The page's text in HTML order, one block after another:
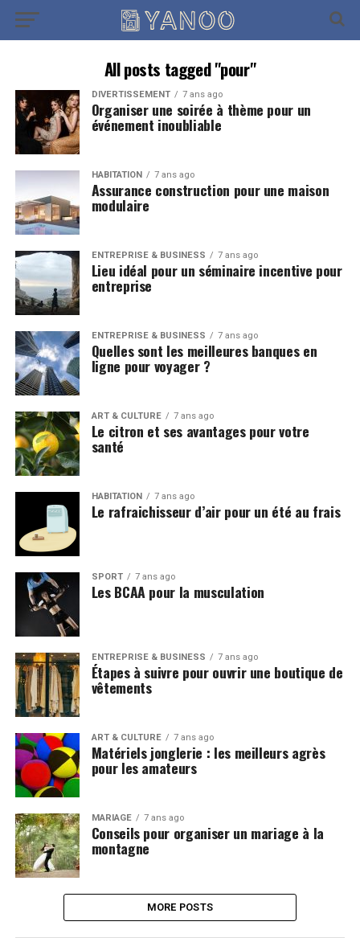
All posts tagged "pour"
DIVERTISSEMENT 7 ans ago
Organiser une soirée à thème pour un
événement inoubliable
HABITATION 7 ans ago
Assurance construction pour une maison
modulaire
ENTREPRISE & BUSINESS 7 ans ago
Lieu idéal pour un séminaire incentive pour
entreprise
ENTREPRISE & BUSINESS 7 ans ago
Quelles sont les meilleures banques en
ligne pour voyager ?
ART & CULTURE 7 ans ago
Le citron et ses avantages pour votre
santé
HABITATION 7 ans ago
Le rafraichisseur d’air pour un été au frais
SPORT 7 ans ago
Les BCAA pour la musculation
ENTREPRISE & BUSINESS 7 ans ago
Étapes à suivre pour ouvrir une boutique de
vêtements
ART & CULTURE 7 ans ago
Matériels jonglerie : les meilleurs agrès
pour les amateurs
MARIAGE 7 ans ago
Conseils pour organiser un mariage à la
montagne
MORE POSTS